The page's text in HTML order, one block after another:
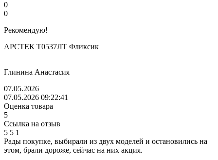
0
0
Рекомендую!
АРСТЕК Т0537ЛТ Фликсик
Глинина Анастасия
07.05.2026
07.05.2026 09:22:41
Оценка товара
5
Ссылка на отзыв
5 5 1
Рады покупке, выбирали из двух моделей и остановились на
этом, брали дороже, сейчас на них акция.